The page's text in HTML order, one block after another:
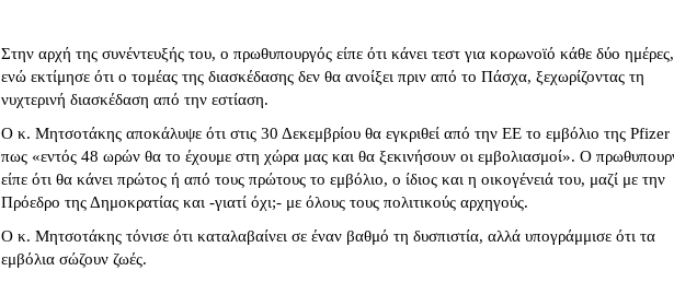
Στην αρχή της συνέντευξής του, ο πρωθυπουργός είπε ότι κάνει τεστ για κορωνοϊό κάθε δύο ημέρες,
ενώ εκτίμησε ότι ο τομέας της διασκέδασης δεν θα ανοίξει πριν από το Πάσχα, ξεχωρίζοντας τη
νυχτερινή διασκέδαση από την εστίαση.
Ο κ. Μητσοτάκης αποκάλυψε ότι στις 30 Δεκεμβρίου θα εγκριθεί από την ΕΕ το εμβόλιο της Pfizer
πως «εντός 48 ωρών θα το έχουμε στη χώρα μας και θα ξεκινήσουν οι εμβολιασμοί». Ο
είπε ότι θα κάνει πρώτος ή από τους πρώτους το εμβόλιο, ο ίδιος και η οικογένειά του, μαζί με την
Πρόεδρο της Δημοκρατίας και -γιατί όχι;- με όλους τους πολιτικούς αρχηγούς.
Ο κ. Μητσοτάκης τόνισε ότι καταλαβαίνει σε έναν βαθμό τη δυσπιστία, αλλά υπογράμμισε ότι τα
εμβόλια σώζουν ζωές.